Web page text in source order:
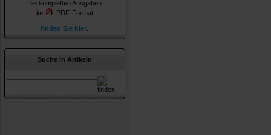
Die kompletten Ausgaben
im
PDF-Format
finden Sie hier
Suche in Artikeln